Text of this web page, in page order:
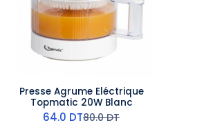
Presse Agrume Eléctrique
Topmatic 20W Blanc
64.0 DT80.0DT